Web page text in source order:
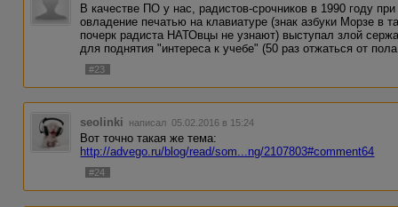
В качестве ПО у нас, радистов-срочников в 1990 году
овладение печатью на клавиатуре (знак азбуки Морзе в
почерк радиста НАТОвцы не узнают) выступал злой
для поднятия "интереса к учебе" (50 раз отжаться от
#23
seolinki написал 05.02.2016 в 15:24
Вот точно такая же тема:
http://advego.ru/blog/read/som...ng/2107803#comment64
#24